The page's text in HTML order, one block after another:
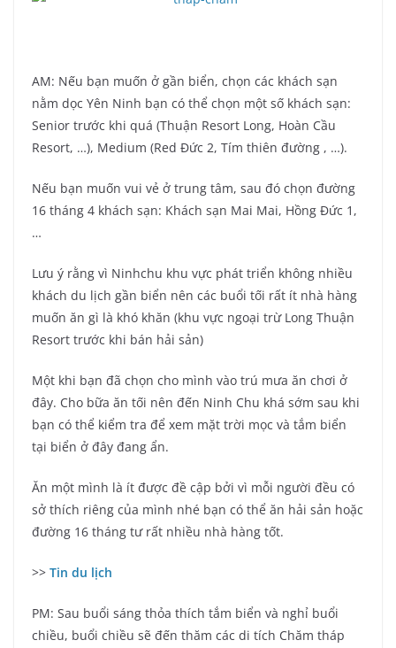
AM: Nếu bạn muốn ở gần biển, chọn các khách sạn
nằm dọc Yên Ninh bạn có thể chọn một số khách sạn:
Senior trước khi quá (Thuận Resort Long, Hoàn Cầu
Resort, …), Medium (Red Đức 2, Tím thiên đường , …).
Nếu bạn muốn vui vẻ ở trung tâm, sau đó chọn đường
16 tháng 4 khách sạn: Khách sạn Mai Mai, Hồng Đức 1,
…
Lưu ý rằng vì Ninhchu khu vực phát triển không nhiều
khách du lịch gần biển nên các buổi tối rất ít nhà hàng
muốn ăn gì là khó khăn (khu vực ngoại trừ Long Thuận
Resort trước khi bán hải sản)
Một khi bạn đã chọn cho mình vào trú mưa ăn chơi ở
đây. Cho bữa ăn tối nên đến Ninh Chu khá sớm sau khi
bạn có thể kiểm tra để xem mặt trời mọc và tắm biển
tại biển ở đây đang ẩn.
Ăn một mình là ít được đề cập bởi vì mỗi người đều có
sở thích riêng của mình nhé bạn có thể ăn hải sản hoặc
đường 16 tháng tư rất nhiều nhà hàng tốt.
>> Tin du lịch
PM: Sau buổi sáng thỏa thích tắm biển và nghỉ buổi
chiều, buổi chiều sẽ đến thăm các di tích Chăm tháp